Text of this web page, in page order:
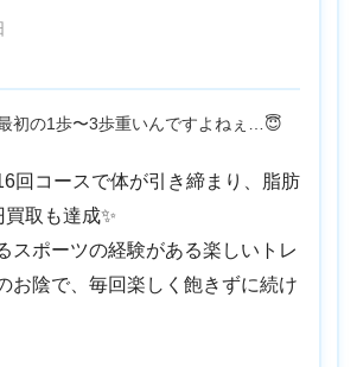
初の1歩〜3歩重いんですよねぇ…😇
回コースで体が引き締まり、脂肪
取も達成✨
スポーツの経験がある楽しいトレ
お陰で、毎回楽しく飽きずに続け